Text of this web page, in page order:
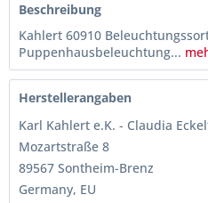
Beschreibung
Kahlert 60910
Puppenhausbeleuchtung...
Herstellerangaben
Karl Kahlert e.K. - Claudia
Mozartstraße 8
89567 Sontheim-Brenz
Germany, EU